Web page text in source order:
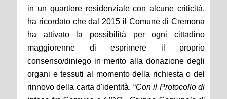
in un quartiere residenziale con alcune criticità,
ha ricordato che dal 2015 il Comune di Cremona
ha attivato la possibilità per ogni cittadino
maggiorenne di esprimere il proprio
consenso/diniego in merito alla donazione degli
organi e tessuti al momento della richiesta o del
rinnovo della carta d'identità. “Con il Protocollo di